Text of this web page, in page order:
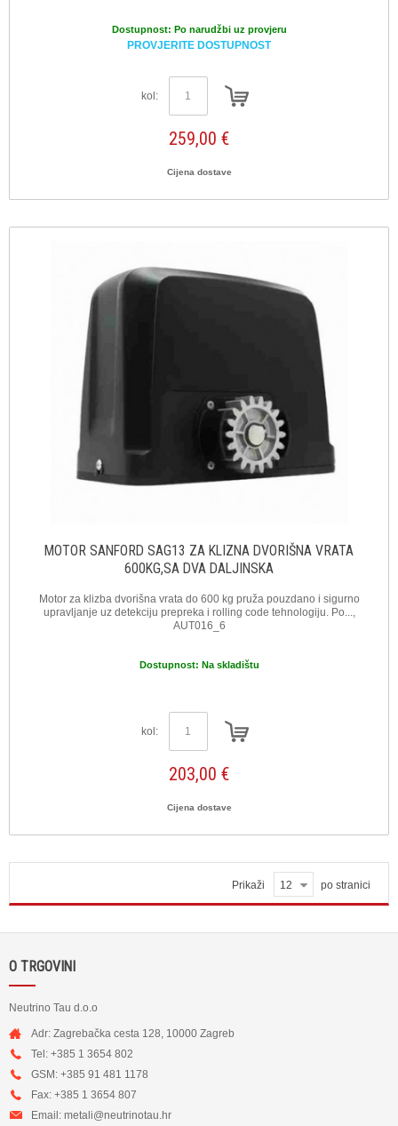
Dostupnost: Po narudžbi uz provjeru
PROVJERITE DOSTUPNOST
kol:
259,00 €
Cijena dostave
MOTOR SANFORD SAG13 ZA KLIZNA DVORIŠNA VRATA
600KG,SA DVA DALJINSKA
Motor za klizba dvorišna vrata do 600 kg pruža pouzdano i sigurno
upravljanje uz detekciju prepreka i rolling code tehnologiju. Po...,
AUT016_6
Dostupnost: Na skladištu
kol:
203,00 €
Cijena dostave
Prikaži 12 po stranici
O TRGOVINI
Neutrino Tau d.o.o
Adr: Zagrebačka cesta 128, 10000 Zagreb
Tel: +385 1 3654 802
GSM: +385 91 481 1178
Fax: +385 1 3654 807
Email: metali@neutrinotau.hr